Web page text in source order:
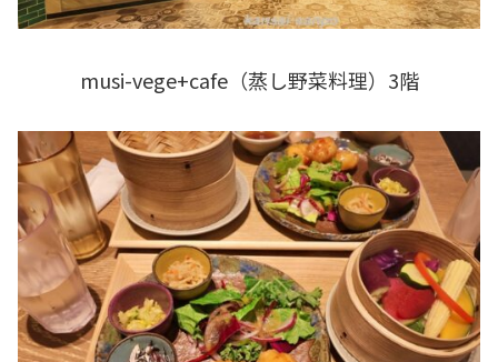
musi-vege+cafe（蒸し野菜料理）3階